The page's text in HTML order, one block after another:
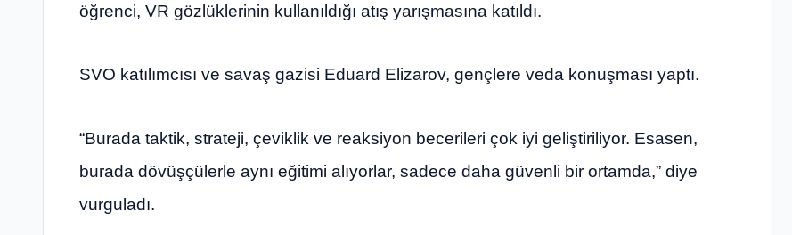
öğrenci, VR gözlüklerinin kullanıldığı atış yarışmasına katıldı.
SVO katılımcısı ve savaş gazisi Eduard Elizarov, gençlere veda konuşması yaptı.
“Burada taktik, strateji, çeviklik ve reaksiyon becerileri çok iyi geliştiriliyor. Esasen,
burada dövüşçülerle aynı eğitimi alıyorlar, sadece daha güvenli bir ortamda,” diye
vurguladı.